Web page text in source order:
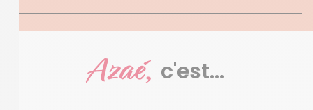
Azaé, c'est...